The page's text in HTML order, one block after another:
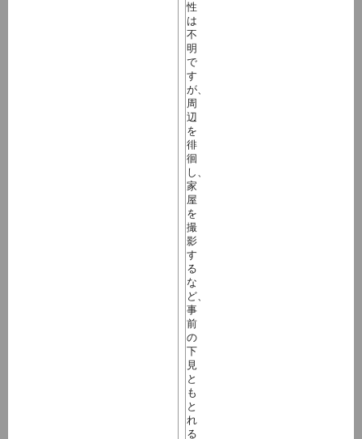
性
は
不
明
で
す
が、
周
辺
を
徘
徊
し、
家
屋
を
撮
影
す
る
な
ど、
事
前
の
下
見
と
も
と
れ
る